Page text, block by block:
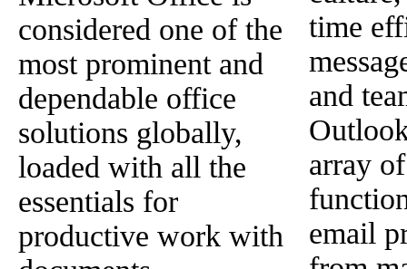
considered one of the
most prominent and
dependable office
solutions globally,
loaded with all the
essentials for
productive work with
time
and
array of
email